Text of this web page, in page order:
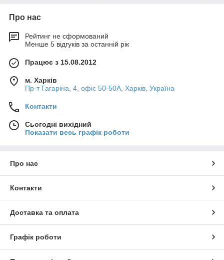
Про нас
Рейтинг не сформований
Менше 5 відгуків за останній рік
Працює з 15.08.2012
м. Харків
Пр-т Гагаріна, 4, офіс 50-50A, Харків, Україна
Контакти
Сьогодні вихідний
Показати весь графік роботи
Про нас
Контакти
Доставка та оплата
Графік роботи